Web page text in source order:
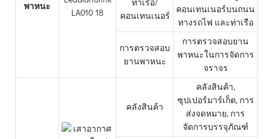
พาหนะ
คอนเทนเนอร์
คอนเทนเนอร์บนถนน
ทางรถไฟ และท่าเรือ
การตรวจสอบ
ยานพาหนะ
การตรวจสอบยาน
พาหนะในการจัดการ
จราจร
คลังสินค้า
คลังสินค้า,
ซุปเปอร์มาร์เก็ต, การ
ส่งจดหมาย, การ
จัดการบรรจุภัณฑ์